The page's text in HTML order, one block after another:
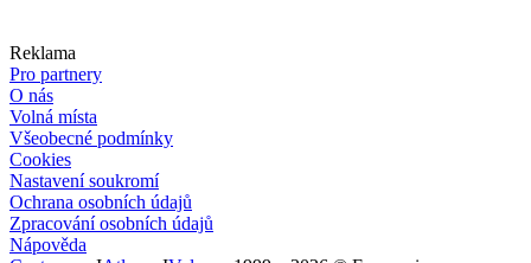
Reklama
Pro partnery
O nás
Volná místa
Všeobecné podmínky
Cookies
Nastavení soukromí
Ochrana osobních údajů
Zpracování osobních údajů
Nápověda